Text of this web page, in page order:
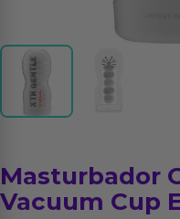
Masturbador
Vacuum Cup